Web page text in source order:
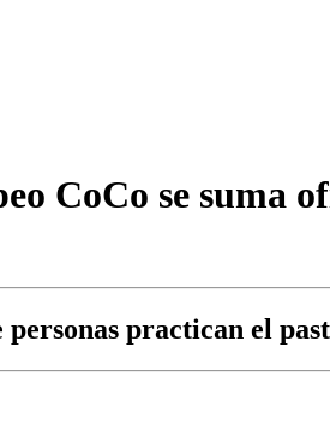
CoCo se suma
personas practican el